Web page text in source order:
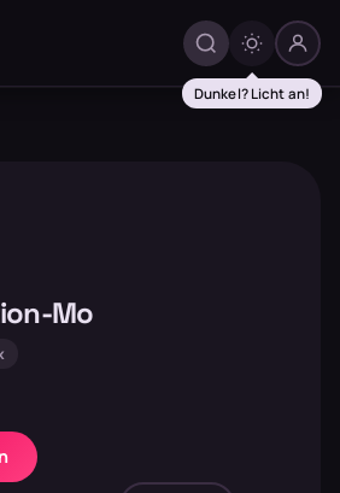
Dunkel? Licht an!
Mo